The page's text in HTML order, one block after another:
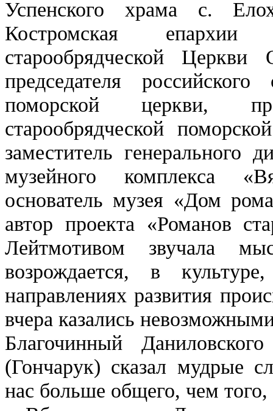
Успенского храма с.
Костромская епархии
старообрядческой
председателя российского
поморской церкви,
старообрядческой
заместитель генерального
музейного комплекса
основатель музея «Дом
автор проекта «Романов
Лейтмотивом звучала
возрождается, в
направлениях развития
вчера казались
Благочинный
(Гончарук) сказал мудрые
нас больше общего, чем того,